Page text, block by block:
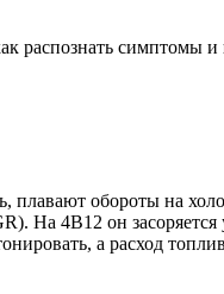
симптомы и
обороты на
На 4B12 он
а расход